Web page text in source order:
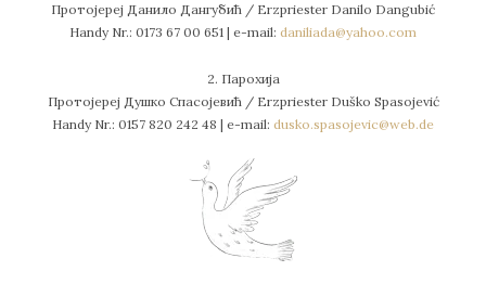
Протојереј Данило Дангубић / Erzpriester Danilo Dangubić
Handy Nr.: 0173 67 00 651 | e-mail: daniliada@yahoo.com
2. Парохија
Протојереј Душко Спасојевић / Erzpriester Duško Spasojević
Handy Nr.: 0157 820 242 48 | e-mail: dusko.spasojevic@web.de